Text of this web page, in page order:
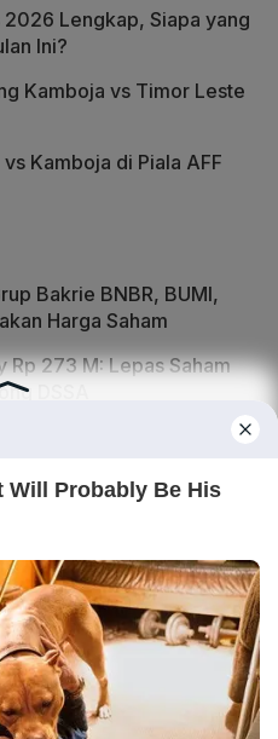
2026 Lengkap, Siapa yang
Ini?
Kamboja vs Timor Leste
Kamboja di Piala AFF
Bakrie BNBR, BUMI,
Harga Saham
Rp 273 M: Lepas Saham
DSSA
Terbaru soal Rencana
ICBP, CDIA hingga
Crossing Saham Jumbo
SMMA